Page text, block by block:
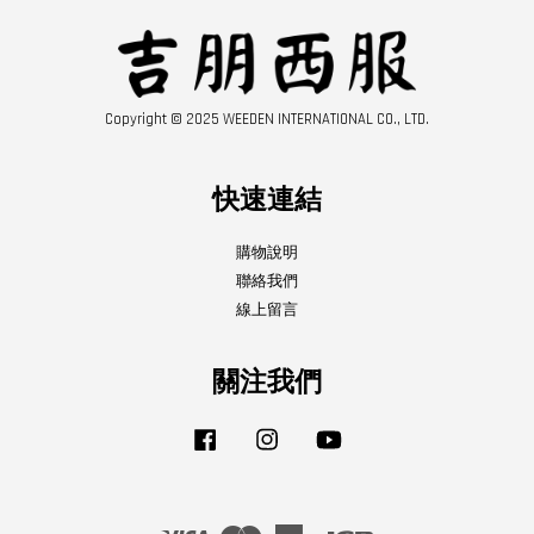
Copyright © 2025 WEEDEN INTERNATIONAL CO., LTD.
快速連結
購物說明
聯絡我們
線上留言
關注我們
Facebook Instagram